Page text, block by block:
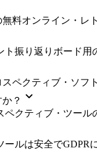
料オンライン・レ
ト振り返りボード
ペクティブ・ソフ
？
ペクティブ・ツー
ールは安全でGDPR